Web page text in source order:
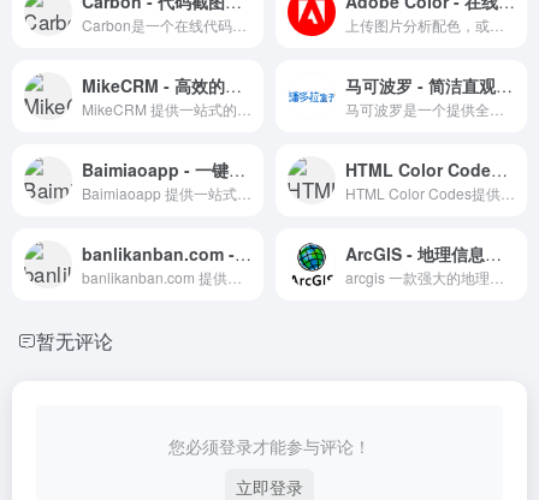
MikeCRM - 高效的在线表单制作与管理工具 马可波罗 - 简洁直观的Mac软件下载站
Baimiaoapp - 一键实现图片转Excel的智能工具 HTML Color Codes - 配色选择与教程资源
banlikanban.com - 事项管理与分享的创新平台 ArcGIS - 地理信息系统软件 | Esri
暂无评论
您必须登录才能参与评论！
立即登录